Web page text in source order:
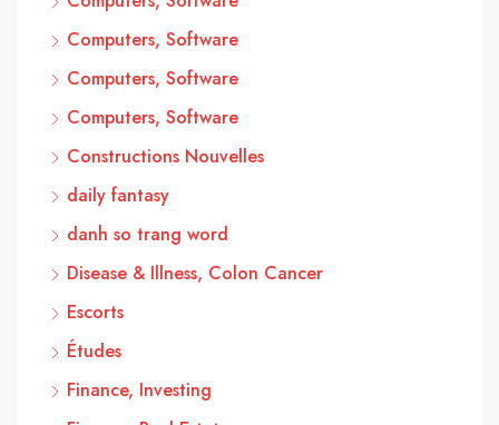
Computers, Software
Computers, Software
Computers, Software
Constructions Nouvelles
daily fantasy
danh so trang word
Disease & Illness, Colon Cancer
Escorts
Études
Finance, Investing